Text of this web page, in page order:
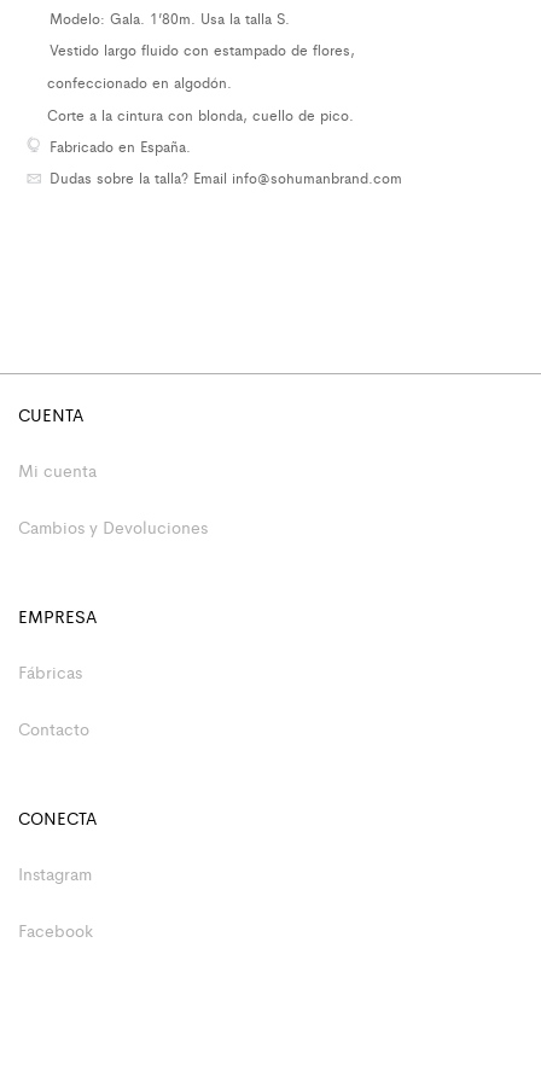
Modelo: Gala. 1’80m. Usa la talla S.
Vestido largo fluido con estampado de flores,
confeccionado en algodón.
Corte a la cintura con blonda, cuello de pico.
Fabricado en España.
Dudas sobre la talla? Email info@sohumanbrand.com
CUENTA
Mi cuenta
Cambios y Devoluciones
EMPRESA
Fábricas
Contacto
CONECTA
Instagram
Facebook